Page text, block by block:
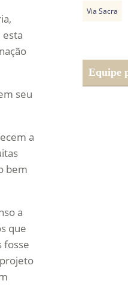
seu
a
bem
a
que
fosse
Via Sacra
Equipe